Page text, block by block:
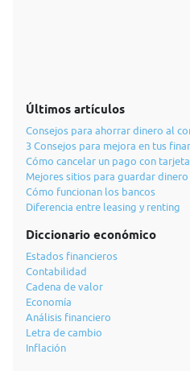
Últimos artículos
Consejos para ahorrar dinero al
3 Consejos para mejora en tus
Cómo cancelar un pago con tarjeta
Mejores sitios para guardar dinero
Cómo funcionan los bancos
Diferencia entre leasing y renting
Diccionario económico
Estados financieros
Contabilidad
Cadena de valor
Economía
Análisis financiero
Letra de cambio
Inflación